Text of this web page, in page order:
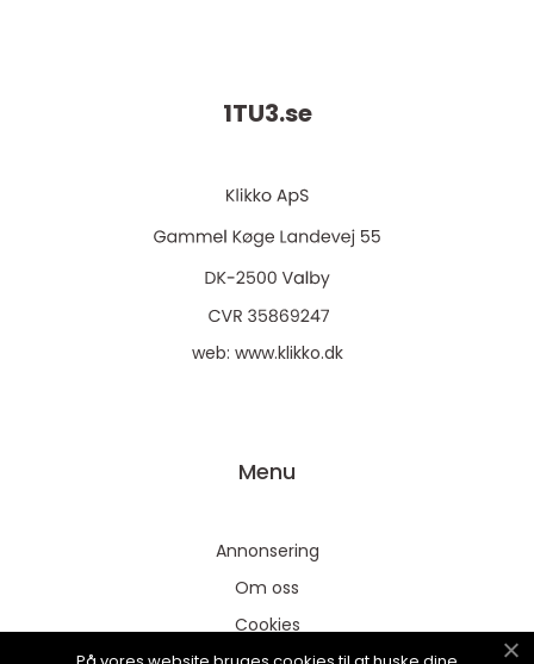
1TU3.se
web: www.klikko.dk
Menu
Annonsering
Om oss
Cookies